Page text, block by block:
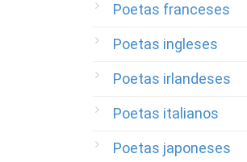
Poetas franceses
Poetas ingleses
Poetas irlandeses
Poetas italianos
Poetas japoneses